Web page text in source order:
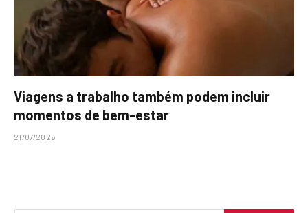
Viagens a trabalho também podem incluir
momentos de bem-estar
21/07/2026